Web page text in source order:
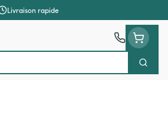
Livraison rapide